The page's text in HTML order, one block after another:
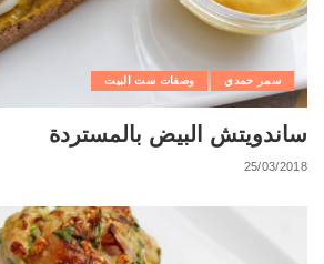
سمر حمدي وصفات ست البيت
ساندويتش البيض بالمستردة
25/03/2018